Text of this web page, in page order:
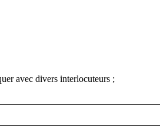
avec divers interlocuteurs ;